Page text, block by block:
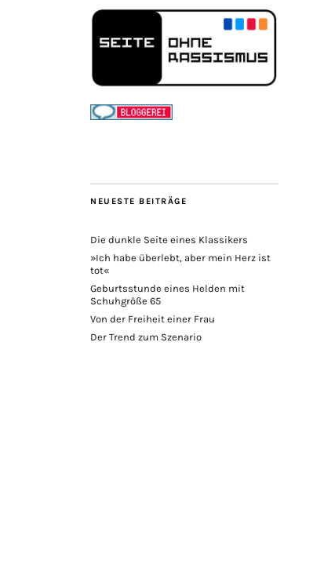
NEUESTE BEITRÄGE
Die dunkle Seite eines Klassikers
»Ich habe überlebt, aber mein Herz ist
tot«
Geburtsstunde eines Helden mit
Schuhgröße 65
Von der Freiheit einer Frau
Der Trend zum Szenario